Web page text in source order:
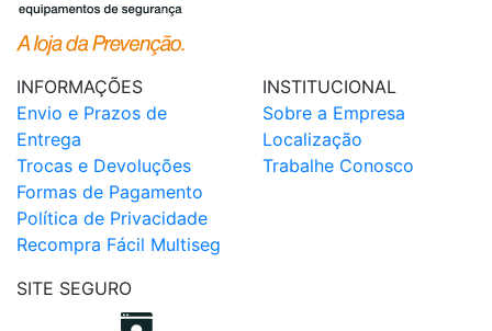
INFORMAÇÕES
Envio e Prazos de
Entrega
Trocas e Devoluções
Formas de Pagamento
Política de Privacidade
Recompra Fácil Multiseg
INSTITUCIONAL
Sobre a Empresa
Localização
Trabalhe Conosco
SITE SEGURO